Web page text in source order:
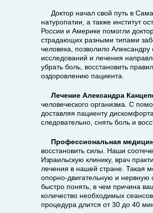
Доктор начал свой путь в
натуропатии, а также институт
России и Америке помогли
страдающих разными типами
человека, позволило
исследований и лечения
убрать боль, восстановить
оздоровлению пациента.
Лечение Александра
человеческого организма. С
доставляя пациенту дискомфорта.
следовательно, снять боль и
Профессиональная
восстановить силы. Наши
Израильскую клинику, врач
лечения в нашей стране. Такая
опорно-двигательную и нервную
быстро понять, в чем причина
количество необходимых
процедура длится от 30 до 40